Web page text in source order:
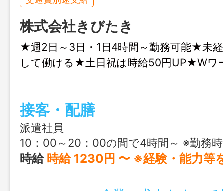
株式会社きびたき
★週2日～3日・1日4時間～勤務可能★未
して働ける★土日祝は時給50円UP★W
接客・配膳
派遣社員
10：00～20：00の間で4時間～ ※勤務時間は応相談 ※フルタイム希
時給 時給 1230円 〜 ※経験・能力等を考慮の上、決定 ※土日祝勤務は時給＋50円 ※配達を行っ